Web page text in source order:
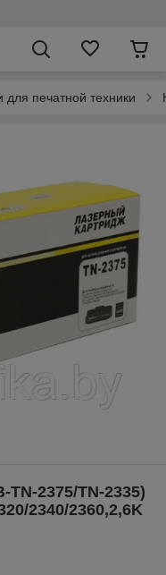
для печатной техники
2375/TN-2335)
2340/2360,2,6K